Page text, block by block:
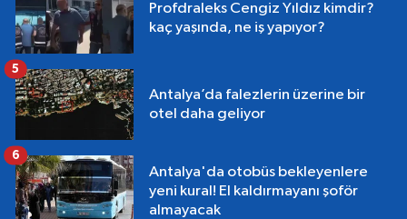
Profdraleks Cengiz Yıldız kimdir?
kaç yaşında, ne iş yapıyor?
Antalya’da falezlerin üzerine bir
otel daha geliyor
5
Antalya'da otobüs bekleyenlere
yeni kural! El kaldırmayanı şoför
almayacak
6